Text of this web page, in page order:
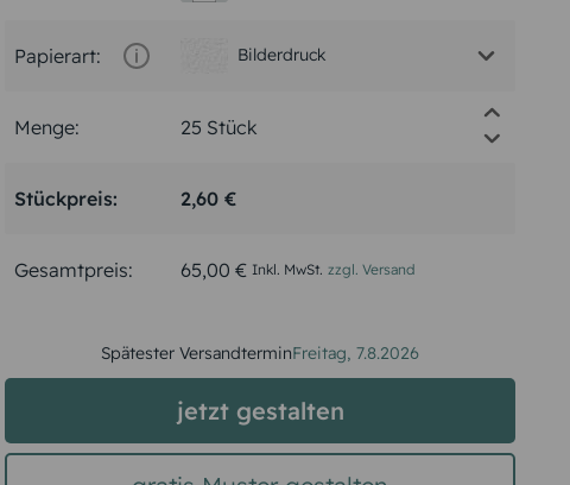
Papierart: Bilderdruck
Menge:
Stückpreis: 2,60 €
Gesamtpreis: 65,00 € Inkl. MwSt. zzgl. Versand
Spätester VersandterminFreitag, 7.8.2026
jetzt gestalten